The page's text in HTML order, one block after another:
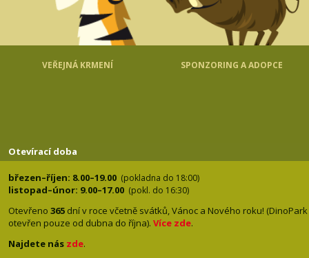
VEŘEJNÁ KRMENÍ SPONZORING A ADOPCE
Otevírací doba
březen–říjen: 8.00–19.00 (pokladna do 18:00)
listopad–únor: 9.00–17.00 (pokl. do 16:30)
Otevřeno 365 dní v roce včetně svátků, Vánoc a Nového roku! (DinoPark
otevřen pouze od dubna do října). Více zde.
Najdete nás zde.